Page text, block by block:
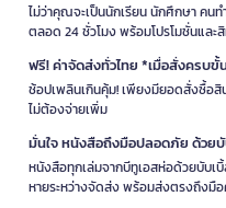
ไม่ว่าคุณจะเป็นนักเรียน นักศึกษา ค
ตลอด 24 ชั่วโมง พร้อมโปรโมชั่นและ
ฟรี! ค่าจัดส่งทั่วไทย *เมื่อสั่งครบ
ช้อปเพลินเกินคุ้ม! เพียงมียอดสั่งซื้อ
ไม่ต้องจ่ายเพิ่ม
มั่นใจ หนังสือถึงมือปลอดภัย ด้วย
หนังสือทุกเล่มจากบีทูเอสห่อด้วยบับเ
หายระหว่างจัดส่ง พร้อมส่งตรงถึง